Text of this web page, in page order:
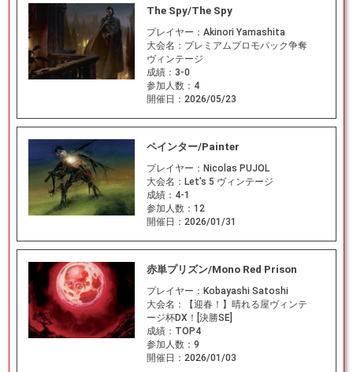
The Spy/The Spy
プレイヤー： Akinori Yamashita
大会名： プレミアムプロモパック争奪
ヴィンテージ
成績： 3-0
参加人数： 4
開催日： 2026/05/23
ペインター/Painter
プレイヤー： Nicolas PUJOL
大会名： Let's 5 ヴィンテージ
成績： 4-1
参加人数： 12
開催日： 2026/01/31
赤単プリズン/Mono Red Prison
プレイヤー： Kobayashi Satoshi
大会名：
【迎春！】晴れる屋ヴィンテ
ージ杯DX！[決勝SE]
成績： TOP4
参加人数： 9
開催日： 2026/01/03